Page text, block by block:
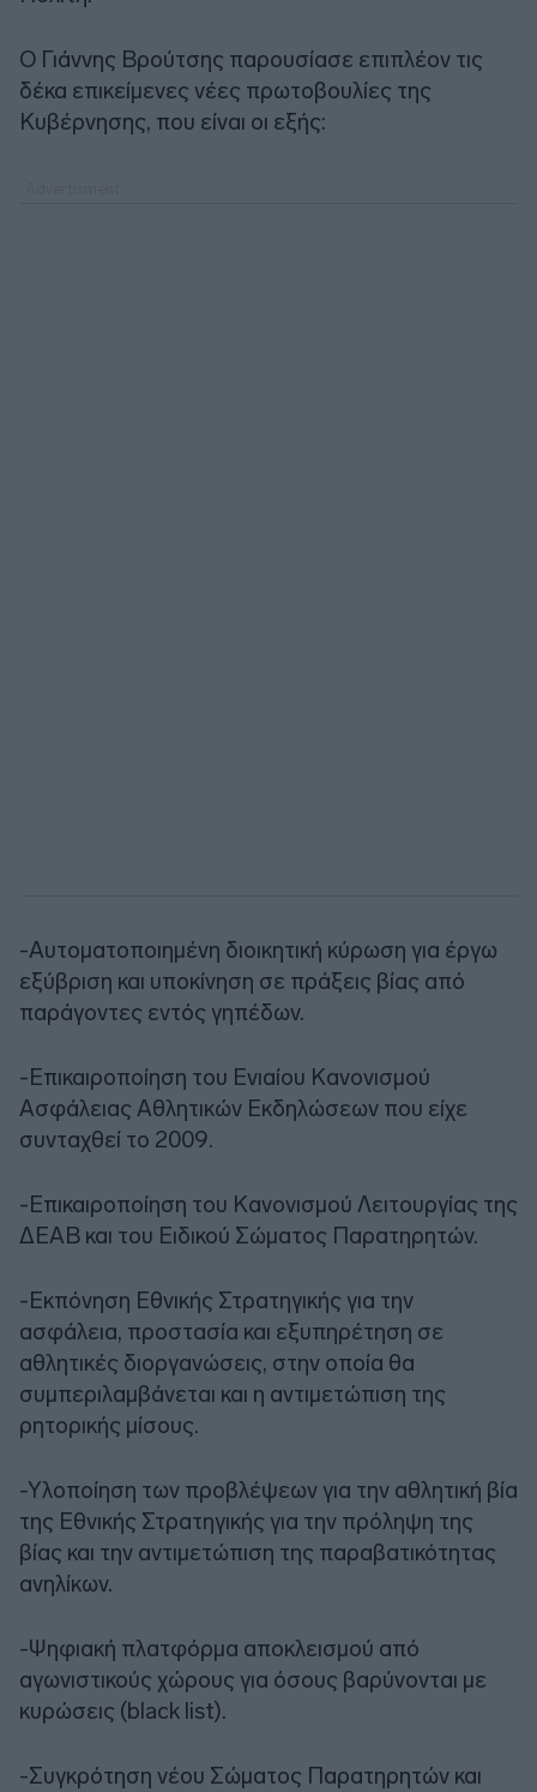
Ο Γιάννης Βρούτσης παρουσίασε επιπλέον τις
δέκα επικείμενες νέες πρωτοβουλίες της
Κυβέρνησης, που είναι οι εξής:
-Αυτοματοποιημένη διοικητική κύρωση για έργω
εξύβριση και υποκίνηση σε πράξεις βίας από
παράγοντες εντός γηπέδων.
-Επικαιροποίηση του Ενιαίου Κανονισμού
Ασφάλειας Αθλητικών Εκδηλώσεων που είχε
συνταχθεί το 2009.
-Επικαιροποίηση του Κανονισμού Λειτουργίας της
ΔΕΑΒ και του Ειδικού Σώματος Παρατηρητών.
-Εκπόνηση Εθνικής Στρατηγικής για την
ασφάλεια, προστασία και εξυπηρέτηση σε
αθλητικές διοργανώσεις, στην οποία θα
συμπεριλαμβάνεται και η αντιμετώπιση της
ρητορικής μίσους.
-Υλοποίηση των προβλέψεων για την αθλητική βία
της Εθνικής Στρατηγικής για την πρόληψη της
βίας και την αντιμετώπιση της παραβατικότητας
ανηλίκων.
-Ψηφιακή πλατφόρμα αποκλεισμού από
αγωνιστικούς χώρους για όσους βαρύνονται με
κυρώσεις (black list).
-Συγκρότηση νέου Σώματος Παρατηρητών και